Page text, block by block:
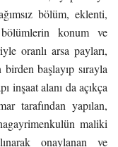
bölüm, eklenti,
konum ve
oranlı arsa payları,
başlayıp sırayla
inşaat alanı da açıkça
tarafından yapılan,
maliki
onaylanan ve